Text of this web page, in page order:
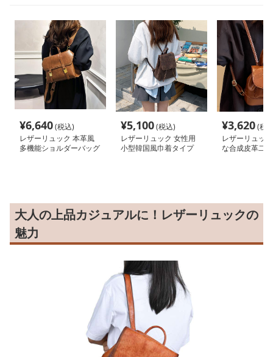
¥6,640(税込)
レザーリュック 本革風
多機能ショルダーバッグ
¥5,100(税込)
レザーリュック 女性用
小型韓国風巾着タイプ
¥3,620(税
レザーリュッ
な合成皮革二
大人の上品カジュアルに！レザーリュックの
魅力